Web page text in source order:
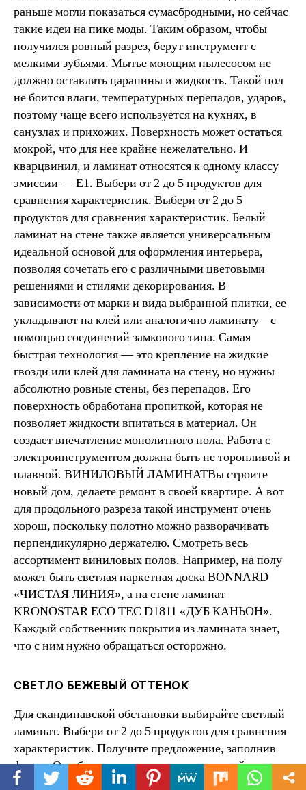
раньше могли показаться сумасбродными, но сейчас
такие идеи на пике моды. Таким образом, чтобы
получился ровный разрез, берут инструмент с
мелкими зубьями. Мытье моющим пылесосом не
должно оставлять царапины и жидкость. Такой пол
не боится влаги, температурных перепадов, ударов,
поэтому чаще всего используется на кухнях, в
санузлах и прихожих. Поверхность может остаться
мокрой, что для нее крайне нежелательно. И
кварцвинил, и ламинат относятся к одному классу
эмиссии — Е1. Выбери от 2 до 5 продуктов для
сравнения характеристик. Выбери от 2 до 5
продуктов для сравнения характеристик. Белый
ламинат на стене также является универсальным
идеальной основой для оформления интерьера,
позволяя сочетать его с различными цветовыми
решениями и стилями декорирования. В
зависимости от марки и вида выбранной плитки, ее
укладывают на клей или аналогично ламинату – с
помощью соединений замкового типа. Самая
быстрая технология — это крепление на жидкие
гвозди или клей для ламината на стену, но нужны
абсолютно ровные стены, без перепадов. Его
поверхность обработана пропиткой, которая не
позволяет жидкости впитаться в материал. Он
создает впечатление монолитного пола. Работа с
электроинструментом должна быть не торопливой и
плавной. ВИНИЛОВЫЙ ЛАМИНАТВы строите
новый дом, делаете ремонт в своей квартире. А вот
для продольного разреза такой инструмент очень
хорош, поскольку полотно можно разворачивать
перпендикулярно держателю. Смотреть весь
ассортимент виниловых полов. Например, на полу
может быть светлая паркетная доска BONNARD
«ЧИСТАЯ ЛИНИЯ», а на стене ламинат
KRONOSTAR ECO TEC D1811 «ДУБ КАНЬОН».
Каждый собственник покрытия из ламината знает,
что с ним нужно обращаться осторожно.
СВЕТЛО БЕЖЕВЫЙ ОТТЕНОК
Для скандинавской обстановки выбирайте светлый
ламинат. Выбери от 2 до 5 продуктов для сравнения
характеристик. Получите предложение, заполнив
форму. Он обладает антистатическими свойствами и
не притягивает пыль. © 2023 Акционерное